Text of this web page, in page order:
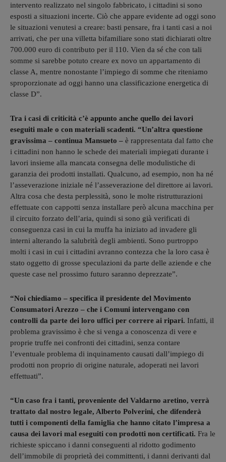
intervento realizzato nel singolo fabbricato, i cittadini si sono
esposti a situazioni incerte. Ciò che appare evidente ad oggi sono
le situazioni venutesi a creare: basti pensare, fra i tanti casi a noi
arrivati, che per una villetta bifamiliare sono stati dichiarati oltre
700.000 euro di contributo per il 110. Vien da sé che con tali
somme si sarebbe potuto creare ex novo un appartamento di
classe A, mentre nonostante l’impiego di somme che riteniamo
sproporzionate ad oggi hanno una classificazione energetica di
classe D”.
Tra i casi di criticità c’è appunto anche quello dei lavori
eseguiti male o con materiali scadenti. “Un’altra questione
gravissima – continua Mansueto – è rappresentata dal fatto che
i cittadini non hanno le schede dei materiali impiegati durante i
lavori insieme alla mancata consegna delle modulistiche di
garanzia dei prodotti installati. Qualcuno, ad esempio, non ha né
l’asseverazione iniziale né l’asseverazione del direttore ai lavori.
Altra cosa che desta perplessità, sono le molte ristrutturazioni
effettuate con cappotti senza installare però alcuna macchina per
il circuito forzato dell’aria, quindi si sono già verificati di
conseguenza casi in cui la muffa ha iniziato ad invadere gli
interni alterando la salubrità degli ambienti. Sono purtroppo
molti i casi in cui i cittadini avranno contezza che la loro casa è
stato oggetto di grosse speculazioni da parte delle aziende e che
queste case nel prossimo futuro saranno deprezzate”.
“Noi chiediamo – specifica il presidente del Movimento
Consumatori Arezzo – che i Comuni intervengano con
controlli da parte dei loro uffici per correre ai ripari. Infatti, il
problema gravissimo è che si venga a conoscenza di vere e
proprie truffe nei confronti dei cittadini, senza contare
l’eventuale problema di inquinamento causati dall’impiego di
prodotti non proprio di origine naturale, adoperati nei lavori
effettuati”.
“Un caso fra i tanti, proveniente del Valdarno aretino, verrà
trattato dal nostro legale, Alberto Polverini, che difenderà
tutti i componenti della famiglia che hanno citato l’impresa a
causa dei lavori mal eseguiti con prodotti non certificati. Fra le
richieste spiccano i danni conseguenti al ridotto godimento
dell’immobile di proprietà dei committenti, i danni derivanti dal